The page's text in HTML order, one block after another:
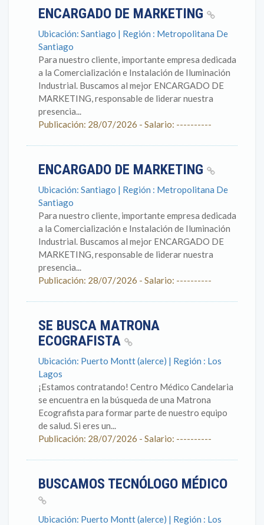
ENCARGADO DE MARKETING
Ubicación: Santiago | Región : Metropolitana De
Santiago
Para nuestro cliente, importante empresa dedicada
a la Comercialización e Instalación de Iluminación
Industrial. Buscamos al mejor ENCARGADO DE
MARKETING, responsable de liderar nuestra
presencia...
Publicación: 28/07/2026 - Salario: ----------
ENCARGADO DE MARKETING
Ubicación: Santiago | Región : Metropolitana De
Santiago
Para nuestro cliente, importante empresa dedicada
a la Comercialización e Instalación de Iluminación
Industrial. Buscamos al mejor ENCARGADO DE
MARKETING, responsable de liderar nuestra
presencia...
Publicación: 28/07/2026 - Salario: ----------
SE BUSCA MATRONA
ECOGRAFISTA
Ubicación: Puerto Montt (alerce) | Región : Los
Lagos
¡Estamos contratando! Centro Médico Candelaria
se encuentra en la búsqueda de una Matrona
Ecografista para formar parte de nuestro equipo
de salud. Si eres un...
Publicación: 28/07/2026 - Salario: ----------
BUSCAMOS TECNÓLOGO MÉDICO
Ubicación: Puerto Montt (alerce) | Región : Los